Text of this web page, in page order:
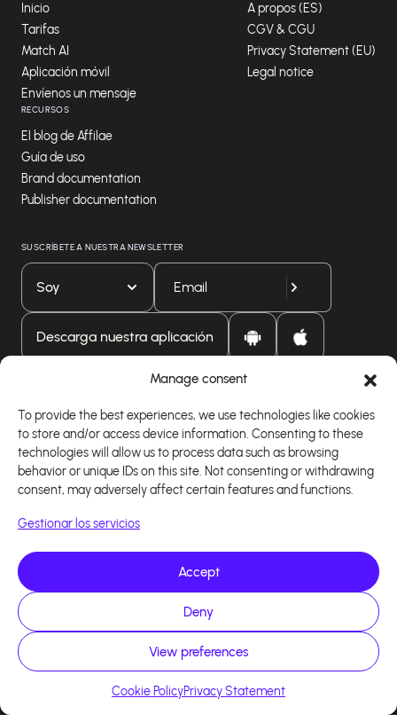
Manage consent
To provide the best experiences, we use technologies like cookies
to store and/or access device information. Consenting to these
technologies will allow us to process data such as browsing
behavior or unique IDs on this site. Not consenting or withdrawing
consent, may adversely affect certain features and functions.
Gestionar los servicios
Accept
Deny
View preferences
Cookie PolicyPrivacy Statement
Inicio
Tarifas
Match AI
Aplicación móvil
Envíenos un mensaje
A propos (ES)
CGV & CGU
Privacy Statement (EU)
Legal notice
RECURSOS
El blog de Affilae
Guía de uso
Brand documentation
Publisher documentation
SUSCRÍBETE A NUESTRA NEWSLETTER
Soy
Descarga nuestra aplicación
Copyright 2026 - Logiciel d'affiliation - Tous droits